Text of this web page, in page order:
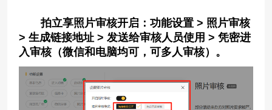
拍立享照片审核开启：功能设置 > 照片审核
> 生成链接地址 > 发送给审核人员使用 > 凭密进
入审核（微信和电脑均可，可多人审核）。